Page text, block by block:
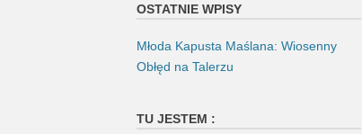
OSTATNIE WPISY
Młoda Kapusta Maślana: Wiosenny
Obłęd na Talerzu
TU JESTEM :